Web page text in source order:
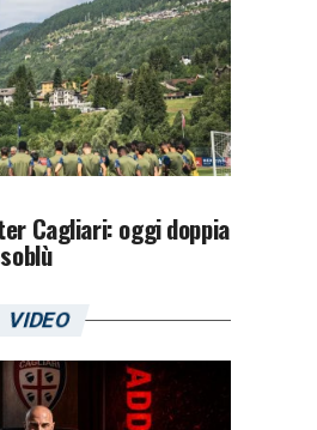
Cagliari: oggi doppia
VIDEO